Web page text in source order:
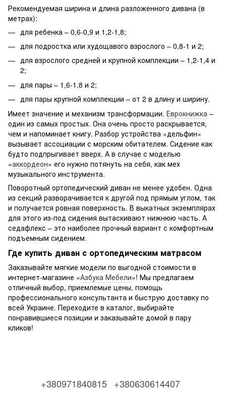
Рекомендуемая ширина и длина разложенного дивана (в
метрах):
для ребенка – 0,6-0,9 и 1,2-1,8;
для подростка или худощавого взрослого – 0,8-1 и 2;
для взрослого средней и крупной комплекции – 1,2-1,4 и
2;
для пары – 1,6-1,8 и 2;
для пары крупной комплекции – от 2 в длину и ширину.
Имеет значение и механизм трансформации. Еврокнижка –
один из самых простых. Она очень просто раскрывается,
чем и напоминает книгу. Разбор устройства «дельфин»
вызывает ассоциации с морским обитателем. Сидение как
будто подпрыгивает вверх. А в случае с моделью
«аккордеон» его нужно потянуть на себя, как мех
музыкального инструмента.
Поворотный ортопедический диван не менее удобен. Одна
из секций разворачивается к другой под прямым углом, так
и получается ровная поверхность. В выкатных экземплярах
для этого из-под сидения вытаскивают нижнюю часть. А
седафлекс – это наиболее прочный вариант с комфортным
подъемным сидением.
Где купить диван с ортопедическим матрасом
Заказывайте мягкие модели по выгодной стоимости в
интернет-магазине «Азбука Мебели»! Мы предлагаем
отличный выбор, приемлемые цены, помощь
профессионального консультанта и быструю доставку по
всей Украине. Переходите в каталог, выбирайте
понравившиеся позиции и заказывайте домой в пару
кликов!
+380971840815 +380630614407